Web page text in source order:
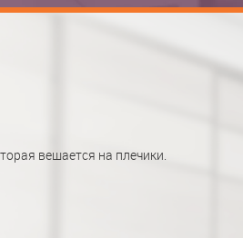
вешается на плечики.